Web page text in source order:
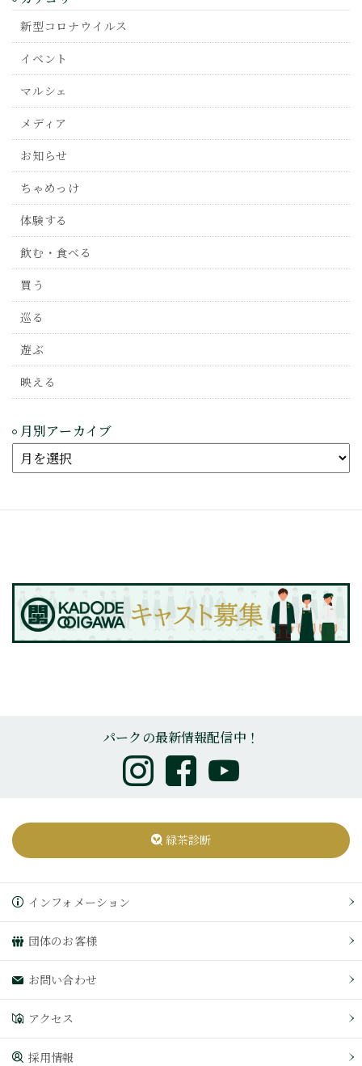
新型コロナウイルス
イベント
マルシェ
メディア
お知らせ
ちゃめっけ
体験する
飲む・食べる
買う
巡る
遊ぶ
映える
月別アーカイブ
パークの最新情報配信中！
緑茶診断
インフォメーション
団体のお客様
お問い合わせ
アクセス
採用情報